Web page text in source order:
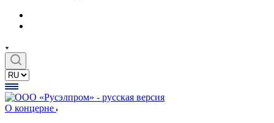
О концерне